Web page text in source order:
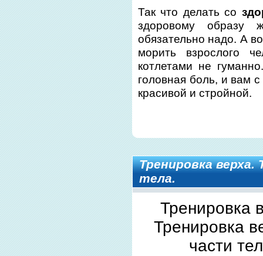
Так что делать со
здоровому образу
обязательно надо. А
морить взрослого
котлетами не
головная боль, и вам
красивой и стройной.
Тренировка верха.
тела.
Тренировка
Тренировка
части